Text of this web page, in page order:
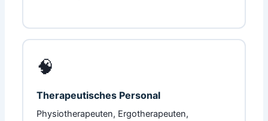
🧠
Therapeutisches Personal
Physiotherapeuten, Ergotherapeuten,